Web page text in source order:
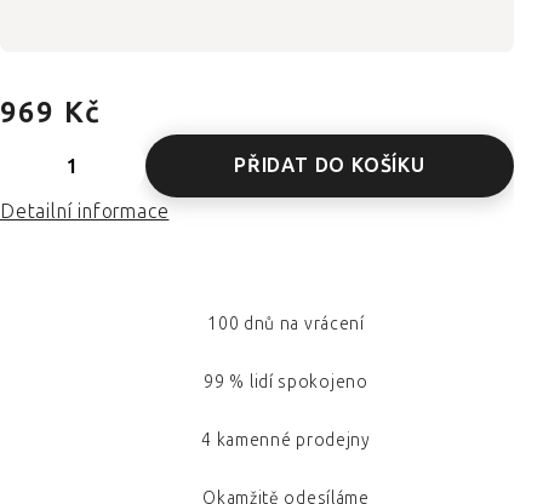
969 Kč
PŘIDAT DO KOŠÍKU
Detailní informace
100 dnů na vrácení
99 % lidí spokojeno
4 kamenné prodejny
Okamžitě odesíláme